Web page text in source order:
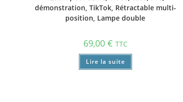
démonstration, TikTok, Rétractable multi-
position, Lampe double
69,00 € TTC
Lire la suite